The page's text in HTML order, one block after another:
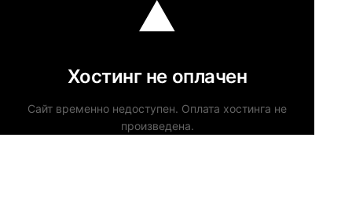
Хостинг не оплачен
Сайт временно недоступен. Оплата хостинга не
произведена.